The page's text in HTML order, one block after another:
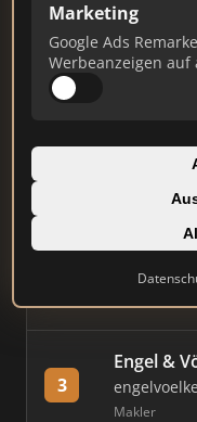
Marketing
Google Ads
Werbeanzeigen auf
Stand: Juli 2026
#
AVIV
3
Engel &
Makler